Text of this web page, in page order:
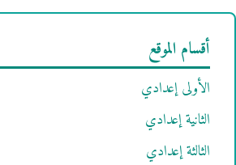
أقسام الموقع
الأولى إعدادي
الثانية إعدادي
الثالثة إعدادي